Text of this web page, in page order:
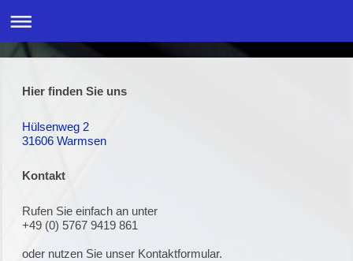
Hier finden Sie uns
Hülsenweg 2
31606 Warmsen
Kontakt
Rufen Sie einfach an unter
+49 (0) 5767 9419 861
oder nutzen Sie unser Kontaktformular.